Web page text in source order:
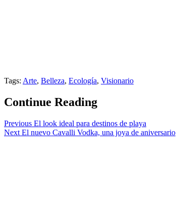
Tags: Arte, Belleza, Ecología, Visionario
Continue Reading
Previous El look ideal para destinos de playa
Next El nuevo Cavalli Vodka, una joya de aniversario